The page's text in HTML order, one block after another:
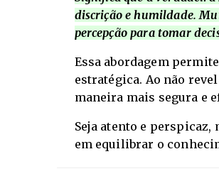
discrição e humildade.
percepção para tomar
Essa abordagem
estratégica. Ao não
maneira mais segura e
Seja atento e perspicaz,
em equilibrar o